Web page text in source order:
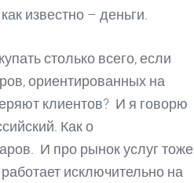
известно – деньги.
столько всего, если
ориентированных на
клиентов? И я говорю
Как о
И про рынок услуг тоже
исключительно на